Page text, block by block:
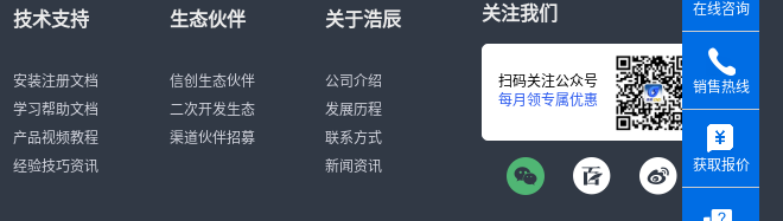
技术支持
安装注册文档
学习帮助文档
产品视频教程
经验技巧资讯
生态伙伴
信创生态伙伴
二次开发生态
渠道伙伴招募
关于浩辰
公司介绍
发展历程
联系方式
新闻资讯
关注我们
扫码关注公众号
每月领专属优惠
在线咨询
销售热线
获取报价